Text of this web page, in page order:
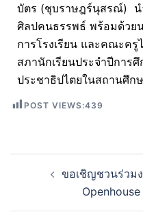
บัตร (ชุบราษฎร์นุสรณ์) น
ศิลปคนธรรพธ์ พร้อมด้วย
การโรงเรียน และคณะครู
สภานักเรียนประจำปีการ
ประชาธิปไตยในสถานศึก
POST VIEWS:439
ขอเชิญชวนร่วม